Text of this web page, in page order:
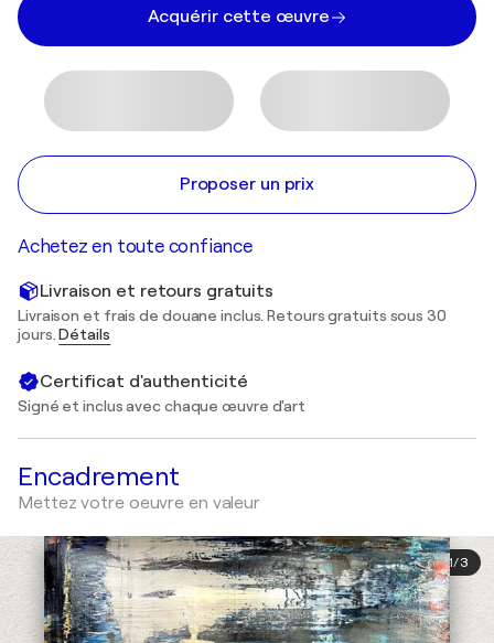
Acquérir cette œuvre
Proposer un prix
Achetez en toute confiance
Livraison et retours gratuits
Livraison et frais de douane inclus. Retours gratuits sous 30
jours.Détails
Certificat d'authenticité
Signé et inclus avec chaque œuvre d'art
Encadrement
Mettez votre oeuvre en valeur
1/3